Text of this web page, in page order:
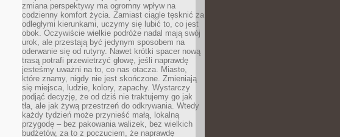
zmiana perspektywy ma ogromny wpływ na
codzienny komfort życia. Zamiast ciągle tęsknić za
odległymi kierunkami, uczymy się lubić to, co jest
obok. Oczywiście wielkie podróże nadal mają swój
urok, ale przestają być jedynym sposobem na
oderwanie się od rutyny. Nawet krótki spacer nową
trasą potrafi przewietrzyć głowę, jeśli naprawdę
jesteśmy uważni na to, co nas otacza. Miasto,
które znamy, nigdy nie jest skończone. Zmieniają
się miejsca, ludzie, kolory, zapachy. Wystarczy
podjąć decyzję, że od dziś nie traktujemy go jak
tła, ale jak żywą przestrzeń do odkrywania. Wtedy
każdy tydzień może przynieść małą, lokalną
przygodę – bez pakowania walizek, bez wielkich
budżetów, za to z poczuciem, że naprawdę